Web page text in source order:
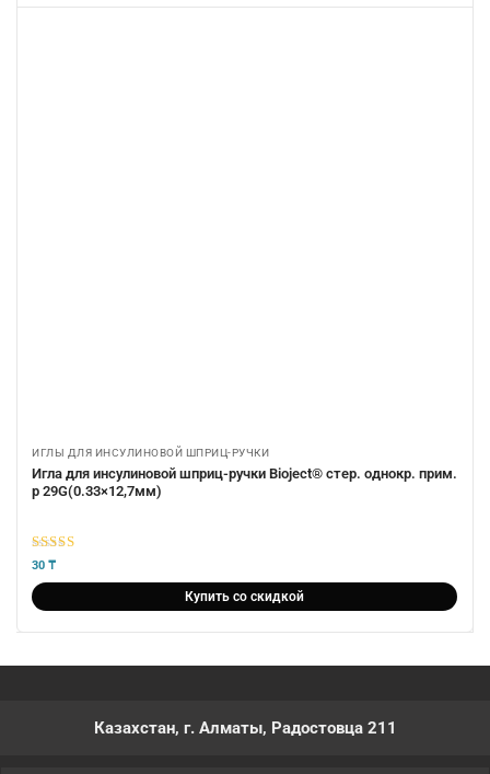
ИГЛЫ ДЛЯ ИНСУЛИНОВОЙ ШПРИЦ-РУЧКИ
Игла для инсулиновой шприц-ручки Bioject® стер. однокр. прим.
р 29G(0.33×12,7мм)
5из 5
30 ₸
Купить со скидкой
Казахстан, г. Алматы, Радостовца 211